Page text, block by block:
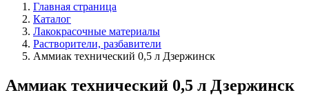
Главная страница
Каталог
Лакокрасочные материалы
Растворители, разбавители
Аммиак технический 0,5 л Дзержинск
Аммиак технический 0,5 л Дзержинск